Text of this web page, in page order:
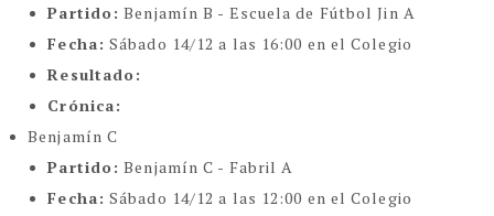
Partido: Benjamín B - Escuela de Fútbol Jin A
Fecha: Sábado 14/12 a las 16:00 en el Colegio
Resultado:
Crónica:
Benjamín C
Partido: Benjamín C - Fabril A
Fecha: Sábado 14/12 a las 12:00 en el Colegio